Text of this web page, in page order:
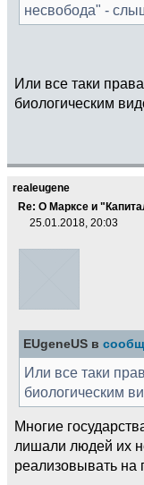
несвобода" -
Или все таки
биологическим
realeugene
Re: О Марксе и
25.01.2018, 20:03
EUgeneUS в
Или все таки
биологическим
Многие
лишали людей их
реализовывать на